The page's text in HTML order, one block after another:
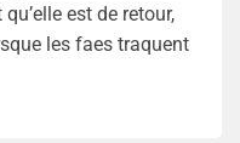
est de retour,
les faes traquent